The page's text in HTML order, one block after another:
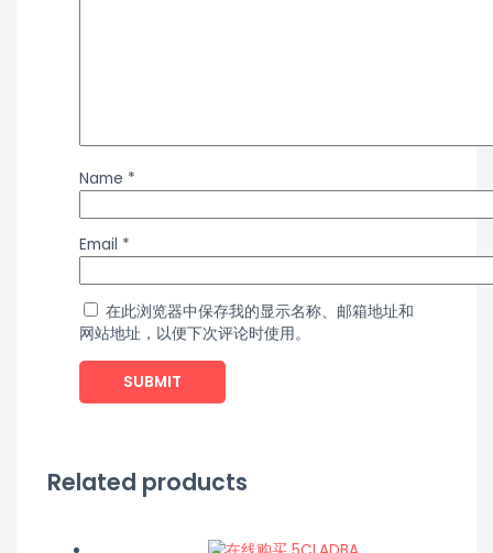
Name *
Email *
在此浏览器中保存我的显示名称、邮箱地址和
网站地址，以便下次评论时使用。
Related products